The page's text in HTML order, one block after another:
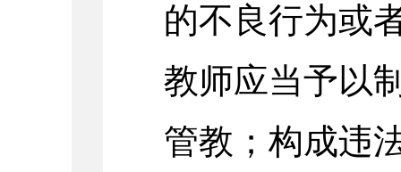
的不良行为或
教师应当予以
管教；构成违